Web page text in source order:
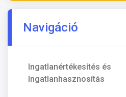
Navigáció
Ingatlanértékesítés és
Ingatlanhasznosítás